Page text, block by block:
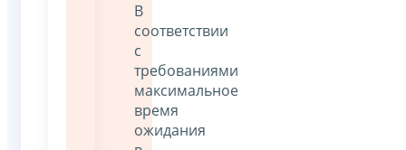
В
соответствии
с
требованиями
максимальное
время
ожидания